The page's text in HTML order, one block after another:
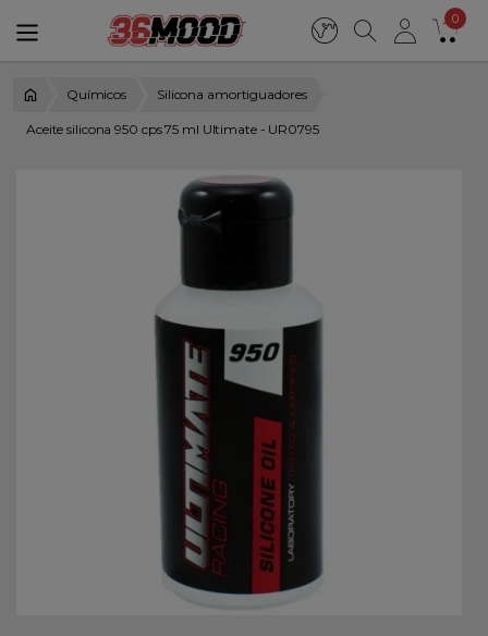
0
Químicos Silicona amortiguadores
Aceite silicona 950 cps 75 ml Ultimate - UR0795